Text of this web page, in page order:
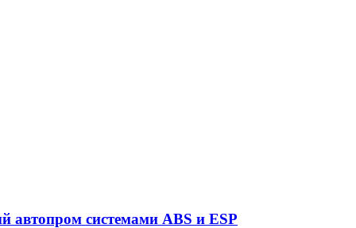
автопром системами ABS и ESP